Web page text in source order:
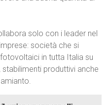
solo con i leader nel
società che si
in tutta Italia su
produttivi anche